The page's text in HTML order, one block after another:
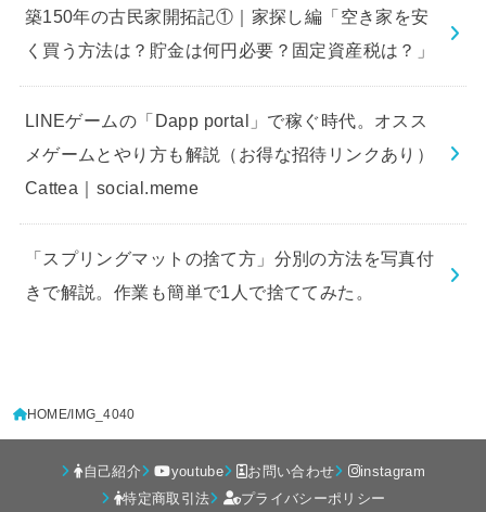
築150年の古民家開拓記①｜家探し編「空き家を安
く買う方法は？貯金は何円必要？固定資産税は？」
LINEゲームの「Dapp portal」で稼ぐ時代。オスス
メゲームとやり方も解説（お得な招待リンクあり）
Cattea｜social.meme
「スプリングマットの捨て方」分別の方法を写真付
きで解説。作業も簡単で1人で捨ててみた。
HOME IMG_4040
自己紹介 youtube お問い合わせ
instagram
特定商取引法
プライバシーポリシー